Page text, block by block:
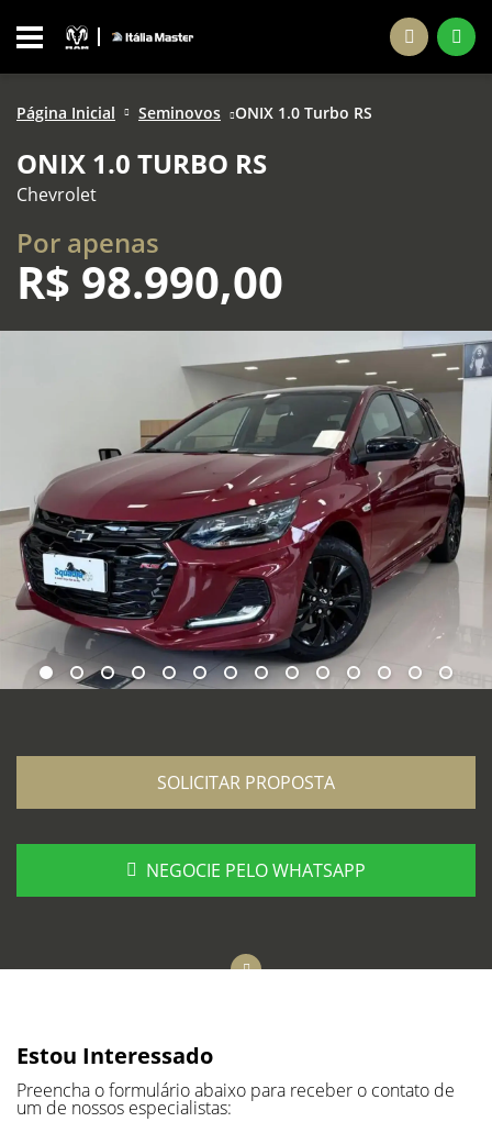
Página Inicial Seminovos ONIX 1.0 Turbo RS
ONIX 1.0 TURBO RS
Chevrolet
Por apenas
R$ 98.990,00
SOLICITAR PROPOSTA
NEGOCIE PELO WHATSAPP
Estou Interessado
Preencha o formulário abaixo para receber o contato de
um de nossos especialistas: